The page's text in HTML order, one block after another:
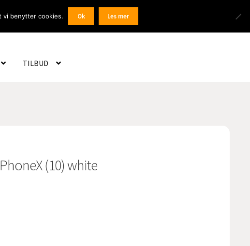
Logg inn / Registrer
Products
search
TILBUD
(10) white
vi benytter cookies. Ok Les mer